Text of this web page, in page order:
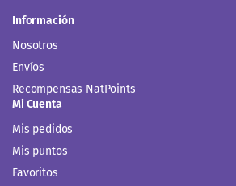
Información
Nosotros
Envíos
Recompensas NatPoints
Mi Cuenta
Mis pedidos
Mis puntos
Favoritos